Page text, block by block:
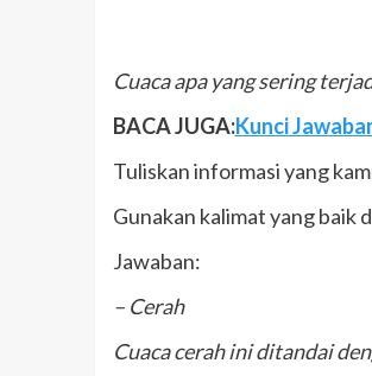
Cuaca apa yang sering
BACA JUGA:Kunci
Tuliskan informasi yang
Gunakan kalimat yang baik
Jawaban:
– Cerah
Cuaca cerah ini ditandai